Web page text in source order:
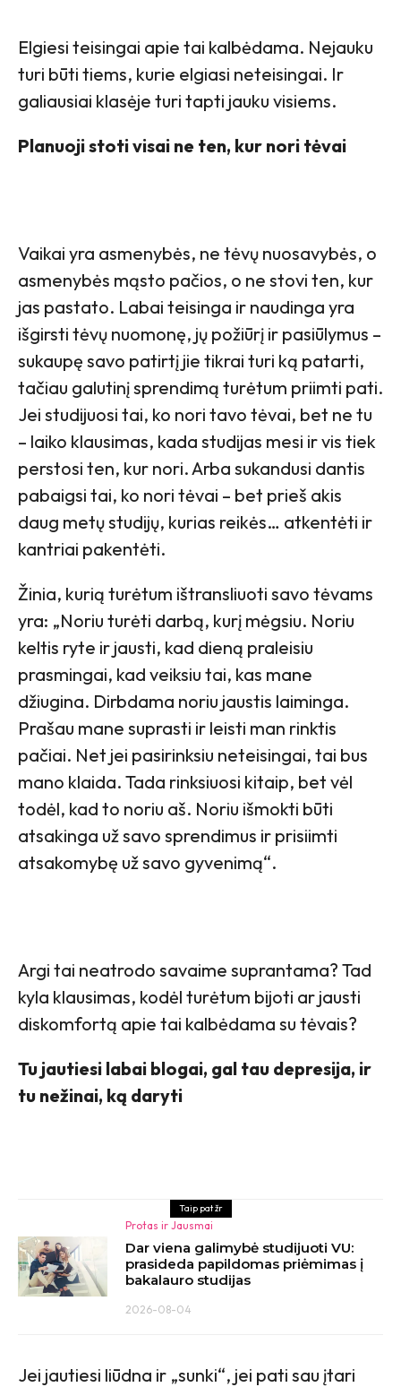
Elgiesi teisingai apie tai kalbėdama. Nejauku
turi būti tiems, kurie elgiasi neteisingai. Ir
galiausiai klasėje turi tapti jauku visiems.
Planuoji stoti visai ne ten, kur nori tėvai
Vaikai yra asmenybės, ne tėvų nuosavybės, o
asmenybės mąsto pačios, o ne stovi ten, kur
jas pastato. Labai teisinga ir naudinga yra
išgirsti tėvų nuomonę, jų požiūrį ir pasiūlymus –
sukaupę savo patirtį jie tikrai turi ką patarti,
tačiau galutinį sprendimą turėtum priimti pati.
Jei studijuosi tai, ko nori tavo tėvai, bet ne tu
– laiko klausimas, kada studijas mesi ir vis tiek
perstosi ten, kur nori. Arba sukandusi dantis
pabaigsi tai, ko nori tėvai – bet prieš akis
daug metų studijų, kurias reikės… atkentėti ir
kantriai pakentėti.
Žinia, kurią turėtum ištransliuoti savo tėvams
yra: „Noriu turėti darbą, kurį mėgsiu. Noriu
keltis ryte ir jausti, kad dieną praleisiu
prasmingai, kad veiksiu tai, kas mane
džiugina. Dirbdama noriu jaustis laiminga.
Prašau mane suprasti ir leisti man rinktis
pačiai. Net jei pasirinksiu neteisingai, tai bus
mano klaida. Tada rinksiuosi kitaip, bet vėl
todėl, kad to noriu aš. Noriu išmokti būti
atsakinga už savo sprendimus ir prisiimti
atsakomybę už savo gyvenimą“.
Argi tai neatrodo savaime suprantama? Tad
kyla klausimas, kodėl turėtum bijoti ar jausti
diskomfortą apie tai kalbėdama su tėvais?
Tu jautiesi labai blogai, gal tau depresija, ir
tu nežinai, ką daryti
Taip pat žr
Protas ir Jausmai
Dar viena galimybė studijuoti VU:
prasideda papildomas priėmimas į
bakalauro studijas
2026-08-04
Jei jautiesi liūdna ir „sunki“, jei pati sau įtari